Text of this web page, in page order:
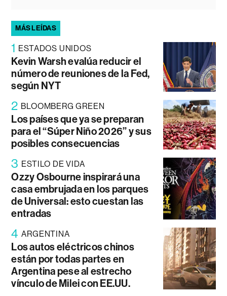
MÁS LEÍDAS
1 ESTADOS UNIDOS
Kevin Warsh evalúa reducir el
número de reuniones de la Fed,
según NYT
2 BLOOMBERG GREEN
Los países que ya se preparan
para el “Súper Niño 2026” y sus
posibles consecuencias
3 ESTILO DE VIDA
Ozzy Osbourne inspirará una
casa embrujada en los parques
de Universal: esto cuestan las
entradas
4 ARGENTINA
Los autos eléctricos chinos
están por todas partes en
Argentina pese al estrecho
vínculo de Milei con EE.UU.